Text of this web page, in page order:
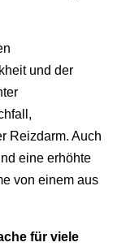
und der
Reizdarm. Auch
eine erhöhte
von einem aus
für viele